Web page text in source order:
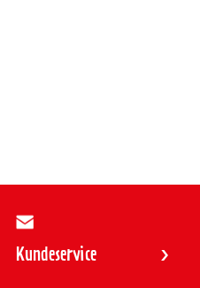
Kundeservice